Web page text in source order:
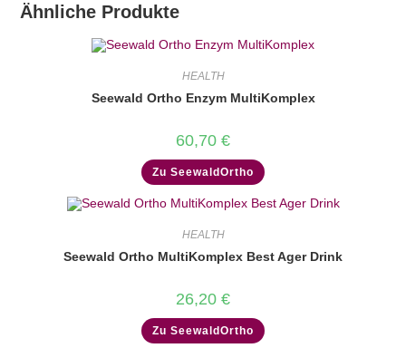
Ähnliche Produkte
HEALTH
Seewald Ortho Enzym MultiKomplex
60,70 €
Zu SeewaldOrtho
HEALTH
Seewald Ortho MultiKomplex Best Ager Drink
26,20 €
Zu SeewaldOrtho